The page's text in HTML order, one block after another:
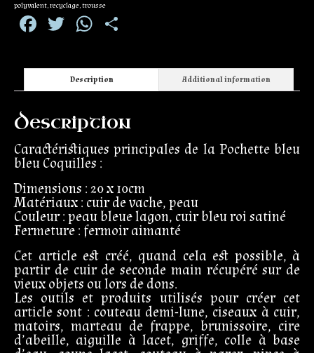
polyvalent,recyclage,trousse
Facebook
TwitterWhatsApp
Description Additional information
Description
Caractéristiques principales de la Pochette bleu
bleu Coquilles :
Dimensions : 20 x 10cm
Matériaux : cuir de vache, peau
Couleur : peau bleue lagon, cuir bleu roi satiné
Fermeture : fermoir aimanté
Cet article est créé, quand cela est possible, à
partir de cuir de seconde main récupéré sur de
vieux objets ou lors de dons.
Les outils et produits utilisés pour créer cet
article sont : couteau demi-lune, ciseaux à cuir,
matoirs, marteau de frappe, brunissoire, cire
d’abeille, aiguille à lacet, griffe, colle à base